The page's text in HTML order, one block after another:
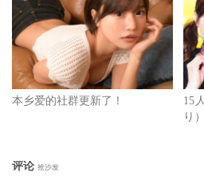
本乡爱的社群更新了！
15
り
评论 抢沙发